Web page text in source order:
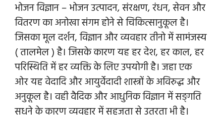
भोजन विज्ञान – भोजन उत्पादन, संरक्षण, रंधन, सेवन और
वितरण का अनोखा संगम होने से चिकित्सानुकूल है।
जिसका मूल दर्शन, विज्ञान और व्यवहार तीनो में सामंजस्य
( तालमेल ) है। जिसके कारण यह हर देश, हर काल, हर
परिस्थिति में हर व्यक्ति के लिए उपयोगी है। जहा एक
ओर यह वेदादि और आयुर्वेदादी शास्त्रों के अविरुद्ध और
अनुकूल है। वही वैदिक और आधुनिक विज्ञान में सङ्गति